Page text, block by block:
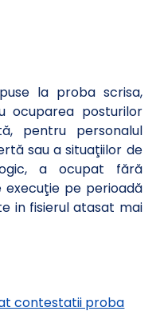
la proba scrisa,
ocuparea posturilor
pentru personalul
sau a situaţiilor de
a ocupat fără
pe perioadă
in fisierul atasat mai
contestatii proba